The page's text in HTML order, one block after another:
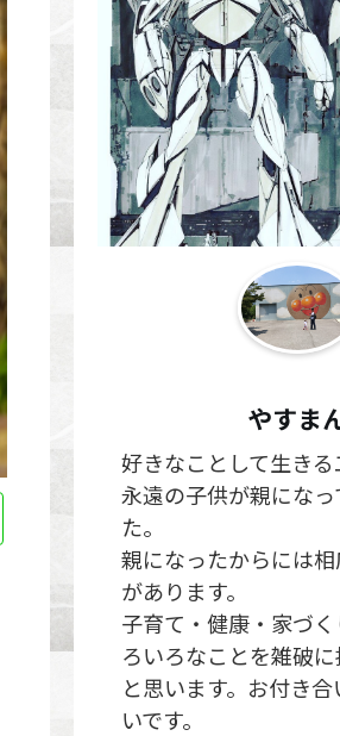
やすま
好きなことして生き
永遠の子供が親にな
た。
親になったからには
があります。
子育て・健康・家づ
ろいろなことを雑破
と思います。お付き
いです。